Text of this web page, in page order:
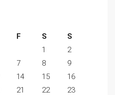
F S
S
1
2
7 8
9
14 15
16
21 22
23